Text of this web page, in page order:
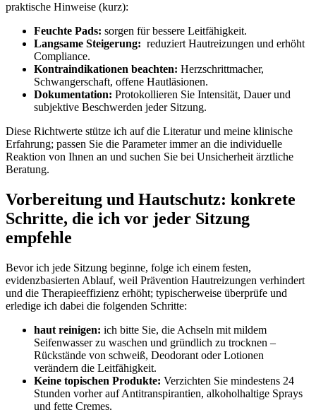
praktische Hinweise (kurz):
Feuchte Pads: ⁤sorgen für bessere Leitfähigkeit.
Langsame ⁢Steigerung: ⁣ reduziert Hautreizungen und erhöht
Compliance.
Kontraindikationen beachten: Herzschrittmacher,
Schwangerschaft, offene Hautläsionen.
Dokumentation: Protokollieren ⁣Sie Intensität, Dauer ⁢und
subjektive Beschwerden jeder Sitzung.
Diese Richtwerte stütze ich auf die Literatur ‍und meine klinische
Erfahrung; passen⁣ Sie die Parameter​ immer an die individuelle
‌Reaktion ⁤von Ihnen an ‍und suchen Sie ‌bei Unsicherheit ärztliche
Beratung.
Vorbereitung​ und ⁤Hautschutz: konkrete‍
Schritte, die‍ ich ⁢vor jeder Sitzung
‍empfehle
Bevor ich⁣ jede ⁣Sitzung beginne, ‍folge ich einem ⁢festen,
evidenzbasierten​ Ablauf, ⁤weil ⁣Prävention Hautreizungen verhindert
und die Therapieeffizienz erhöht; typischerweise überprüfe und
erledige ich dabei die ⁤folgenden Schritte:
haut‍ reinigen: ich bitte Sie, die Achseln mit mildem
Seifenwasser zu waschen und gründlich zu trocknen –
Rückstände von‌ schweiß, Deodorant ⁣oder Lotionen
verändern die Leitfähigkeit.
Keine⁣ topischen Produkte: Verzichten ⁢Sie‌ mindestens 24
Stunden vorher auf ⁤Antitranspirantien, ⁣alkoholhaltige Sprays
und fette ‌Cremes.